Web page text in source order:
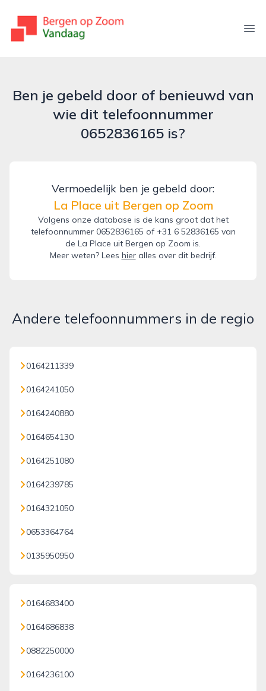
bergenopzoomvandaag.nl
Ben je gebeld door of benieuwd van
wie dit telefoonnummer
0652836165 is?
Vermoedelijk ben je gebeld door:
La Place uit Bergen op Zoom
Volgens onze database is de kans groot dat het
telefoonnummer 0652836165 of +31 6 52836165 van
de La Place uit Bergen op Zoom is.
Meer weten? Lees hieralles over dit bedrijf.
Andere telefoonnummers in de regio
0164211339
0164241050
0164240880
0164654130
0164251080
0164239785
0164321050
0653364764
0135950950
0164683400
0164686838
0882250000
0164236100